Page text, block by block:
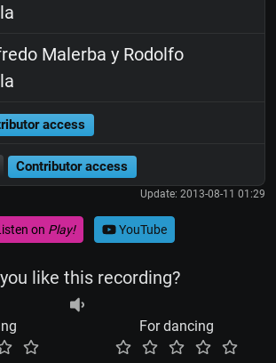
Malerba y Rodolfo
access
Contributor access
Update: 2013-08-11 01:29
on Play! YouTube
like this recording?
For dancing